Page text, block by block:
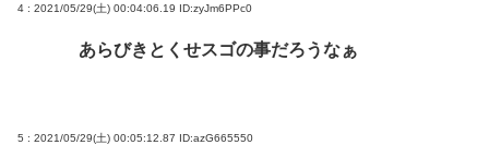
4 : 2021/05/29(土) 00:04:06.19 ID:zyJm6PPc0
あらびきとくせスゴの事だろうなぁ
5 : 2021/05/29(土) 00:05:12.87 ID:azG665550